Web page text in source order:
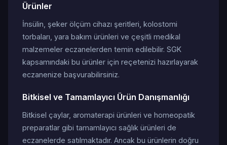
Ürünler
İnsülin, şeker ölçüm cihazı şeritleri, kolostomi
torbaları, yara bakım ürünleri ve çeşitli medikal
malzemeler eczanelerden temin edilebilir. SGK
kapsamındaki bu ürünler için reçetenizi hazırlayarak
eczanenize başvurabilirsiniz.
Bitkisel ve Tamamlayıcı Ürün Danışmanlığı
Bitkisel çaylar, aromaterapi ürünleri ve homeopatik
preparatlar gibi tamamlayıcı sağlık ürünleri de
eczanelerde satılmaktadır. Ancak bu ürünlerin doğru